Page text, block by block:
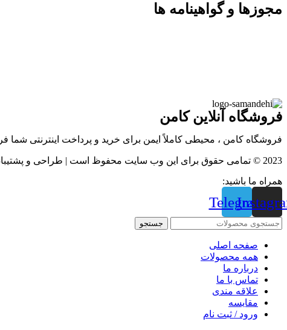
مجوزها و گواهینامه ها
فروشگاه آنلاین کامن
فروشگاه کامن ، محیطی کاملاً ایمن برای خرید و پرداخت اینترنتی
2023 © تمامی حقوق برای این وب سایت محفوظ است | طراحی و پشتیبانی :
همراه ما باشید:
Telegram
جستجو
صفحه اصلی
همه محصولات
درباره ما
تماس با ما
علاقه مندی
مقايسه
ورود / ثبت نام